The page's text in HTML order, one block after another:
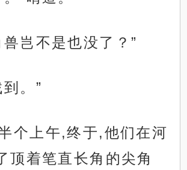
兽岂不是也没了？”
。”
个上午,终于,他们在河
顶着笔直长角的尖角